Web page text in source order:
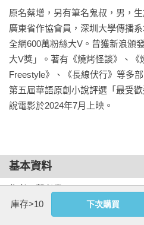
正打算去一座熱帶島嶼，還因為
年前有一架同樣從吉隆玻飛往北
掉到了海裡……至於夢到那個曾
是因為我在想她吧。
我頭靠在椅背上，重新閉上了眼睛
如果我的推測沒錯，這次我計畫
一樣，也是兩個平行世界的連接
但同為時空縫隙什麼的……說不好
原名蔡增，另有筆名鬼叔，男，
廣東省作協會員，深圳大學傳播
全網600萬粉絲大V。曾獲新浪頒
大V獎」。著有《燒烤怪談》、《
Freestyle》、《長線伏行》等多
第五屆華語原創小說評選「最受
說電影於2024年7月上映。
基本資料
作者：蔡必貴
出版社：
城邦書號：SPB7Z000287
庫存>10 下次購買